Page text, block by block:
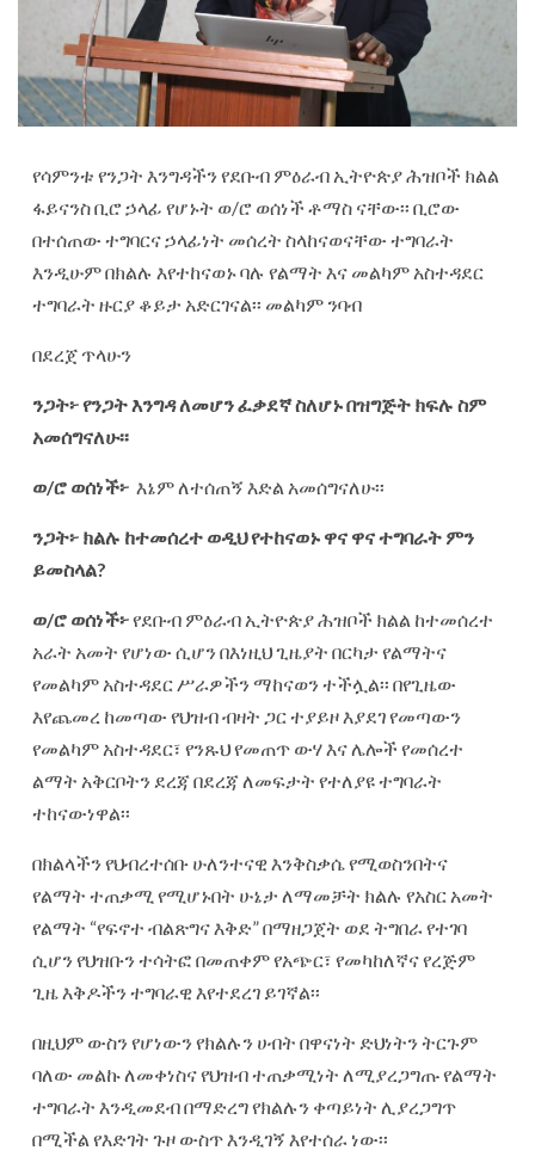
የሳምንቱ የንጋት እንግዳችን የደቡብ ምዕራብ ኢትዮጵያ ሕዝቦች ክልል
ፋይናንስ ቢሮ ኃላፊ የሆኑት ወ/ሮ ወሰነች ቶማስ ናቸው፡፡ ቢሮው
በተሰጠው ተግባርና ኃላፊነት መሰረት ስላከናወናቸው ተግባራት
እንዲሁም በክልሉ እየተከናወኑ ባሉ የልማት እና መልካም አስተዳደር
ተግባራት ዙርያ ቆይታ አድርገናል፡፡ መልካም ንባብ
በደረጀ ጥላሁን
ንጋት፦የንጋትእንግዳለመሆንፈቃደኛስለሆኑበዝግጅት ክፍሉ ስም
አመሰግናለሁ፡፡
ወ/ሮ ወሰነች፦ እኔም ለተሰጠኝ እድል አመሰግናለሁ፡፡
ንጋት፦ ክልሉ ከተመሰረተ ወዲህየተከናወኑ ዋና ዋናተግባራት ምን
ይመስላል?
ወ/ሮ ወሰነች፦የደቡብ ምዕራብ ኢትዮጵያ ሕዝቦች ክልል ከተመሰረተ
አራት አመት የሆነው ሲሆን በእነዚህ ጊዜያት በርካታ የልማትና
የመልካም አስተዳደር ሥራዎችን ማከናወን ተችሏል፡፡ በየጊዜው
እየጨመረ ከመጣው የህዝብ ብዛት ጋር ተያይዞ እያደገ የመጣውን
የመልካም አስተዳደር፣ የንጹህ የመጠጥ ውሃ እና ሌሎች የመሰረተ
ልማት አቅርቦትን ደረጃ በደረጃ ለመፍታት የተለያዩ ተግባራት
ተከናውነዋል፡፡
በክልላችን የህብረተሰቡ ሁለንተናዊ እንቅስቃሴ የሚወስንበትና
የልማት ተጠቃሚ የሚሆኑበት ሁኔታ ለማመቻት ክልሉ የአስር አመት
የልማት “የፍኖተ ብልጽግና እቅድ” በማዘጋጀት ወደ ትግበራ የተገባ
ሲሆን የህዝቡን ተሳትፎ በመጠቀም የአጭር፣ የመካከለኛና የረጅም
ጊዜ እቅዶችን ተግባራዊ እየተደረገ ይገኛል፡፡
በዚህም ውስን የሆነውን የክልሉን ሀብት በዋናነት ድህነትን ትርጉም
ባለው መልኩ ለመቀነስና የህዝብ ተጠቃሚነት ለሚያረጋግጡ የልማት
ተግባራት እንዲመደብ በማድረግ የክልሉን ቀጣይነት ሊያረጋግጥ
በሚችል የእድገት ጉዞ ውስጥ እንዲገኝ እየተሰራ ነው፡፡